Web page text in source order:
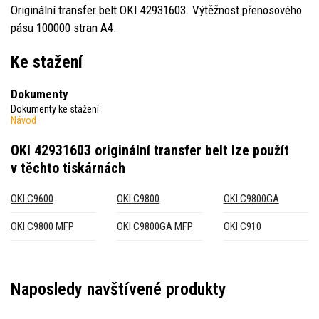
Originální transfer belt OKI 42931603. Výtěžnost přenosového
pásu 100000 stran A4.
Ke stažení
Dokumenty
Dokumenty ke stažení
Návod
OKI 42931603 originální transfer belt lze použít
v těchto tiskárnách
OKI C9600 OKI C9800 OKI C9800GA
OKI C9800 MFP OKI C9800GA MFP OKI C910
Naposledy navštívené produkty